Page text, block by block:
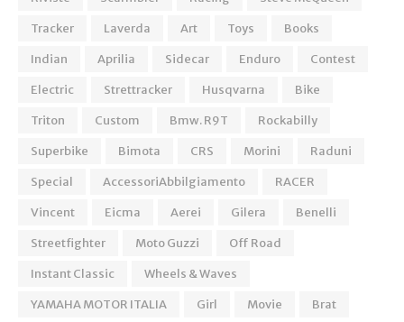
Tracker
Laverda Art Toys
Books
Indian
Aprilia Sidecar Enduro
Contest
Electric
Strettracker Husqvarna
Bike
Triton
Custom Bmw. R9T
Rockabilly
Superbike
Bimota CRS Morini
Raduni
Special
AccessoriAbbilgiamento
RACER
Vincent
Eicma Aerei Gilera
Benelli
Streetfighter
Moto Guzzi
Off Road
Instant Classic
Wheels & Waves
YAMAHA MOTOR ITALIA
Girl Movie
Brat